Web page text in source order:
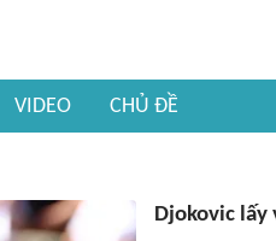
VIDEO CHỦ ĐỀ
Djokovic lấy